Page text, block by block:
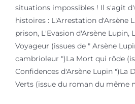
situations impossibles ! Il s'agit
histoires : L'Arrestation d'Arsène
prison, L'Evasion d'Arsène Lupin,
Voyageur (issues de " Arsène
cambrioleur ")La Mort qui rôde
Confidences d'Arsène Lupin ")La
Verts (issue du roman du même